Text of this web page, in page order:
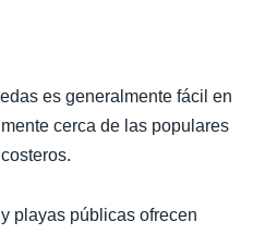
es generalmente fácil en
cerca de las populares
playas públicas ofrecen